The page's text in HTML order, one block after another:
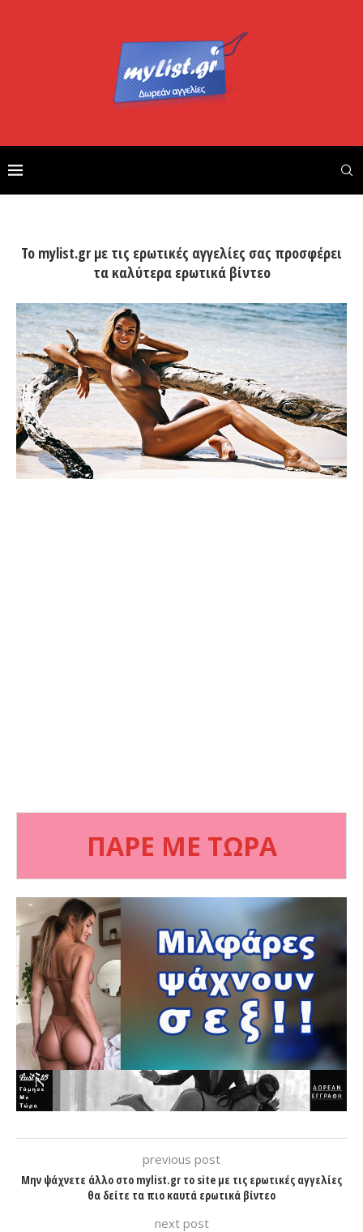
Το mylist.gr με τις ερωτικές αγγελίες σας προσφέρει
τα καλύτερα ερωτικά βίντεο
ΠΑΡΕ ΜΕ ΤΩΡΑ
previous post
Μην ψάχνετε άλλο στο mylist.gr το site με τις ερωτικές αγγελίες
θα δείτε τα πιο καυτά ερωτικά βίντεο
next post